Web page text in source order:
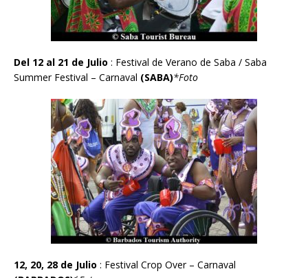
Del 12 al 21 de Julio : Festival de Verano de Saba / Saba
Summer Festival – Carnaval (SABA)*Foto
12, 20, 28 de Julio : Festival Crop Over – Carnaval